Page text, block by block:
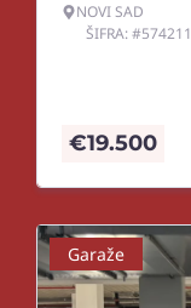
NOVI SAD
ŠIFRA: #574211
€19.500
Garaže